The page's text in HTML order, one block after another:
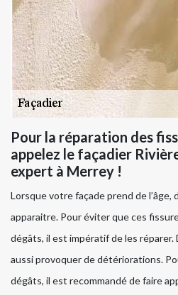
Pour la réparation des
appelez le façadier
expert à Merrey !
Lorsque votre façade prend de
apparaitre. Pour éviter que ces
dégâts, il est impératif de les
aussi provoquer de détériorations.
dégâts, il est recommandé de faire